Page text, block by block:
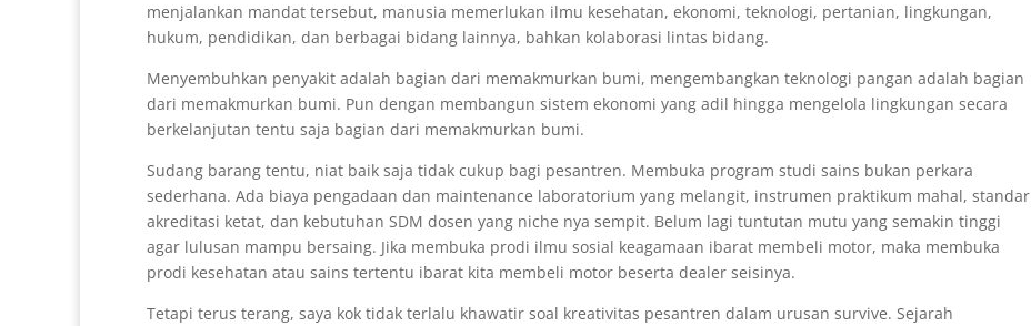
menjalankan mandat tersebut, manusia memerlukan ilmu kesehatan, ekonomi, teknologi, pertanian, lingkungan,
hukum, pendidikan, dan berbagai bidang lainnya, bahkan kolaborasi lintas bidang.
Menyembuhkan penyakit adalah bagian dari memakmurkan bumi, mengembangkan teknologi pangan adalah bagian
dari memakmurkan bumi. Pun dengan membangun sistem ekonomi yang adil hingga mengelola lingkungan secara
berkelanjutan tentu saja bagian dari memakmurkan bumi.
Sudang barang tentu, niat baik saja tidak cukup bagi pesantren. Membuka program studi sains bukan perkara
sederhana. Ada biaya pengadaan dan maintenance laboratorium yang melangit, instrumen praktikum mahal, standar
akreditasi ketat, dan kebutuhan SDM dosen yang niche nya sempit. Belum lagi tuntutan mutu yang semakin tinggi
agar lulusan mampu bersaing. Jika membuka prodi ilmu sosial keagamaan ibarat membeli motor, maka membuka
prodi kesehatan atau sains tertentu ibarat kita membeli motor beserta dealer seisinya.
Tetapi terus terang, saya kok tidak terlalu khawatir soal kreativitas pesantren dalam urusan survive. Sejarah